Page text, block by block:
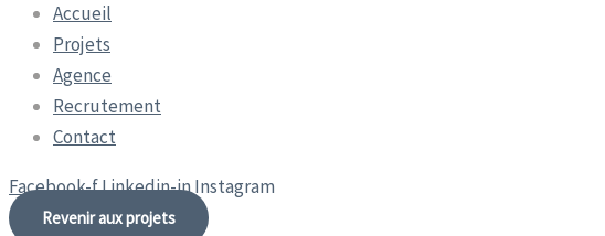
Accueil
Projets
Agence
Recrutement
Contact
Facebook-fLinkedin-inInstagram
Revenir aux projets